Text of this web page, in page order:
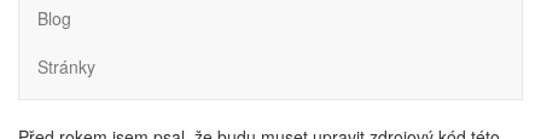
Blog
Stránky